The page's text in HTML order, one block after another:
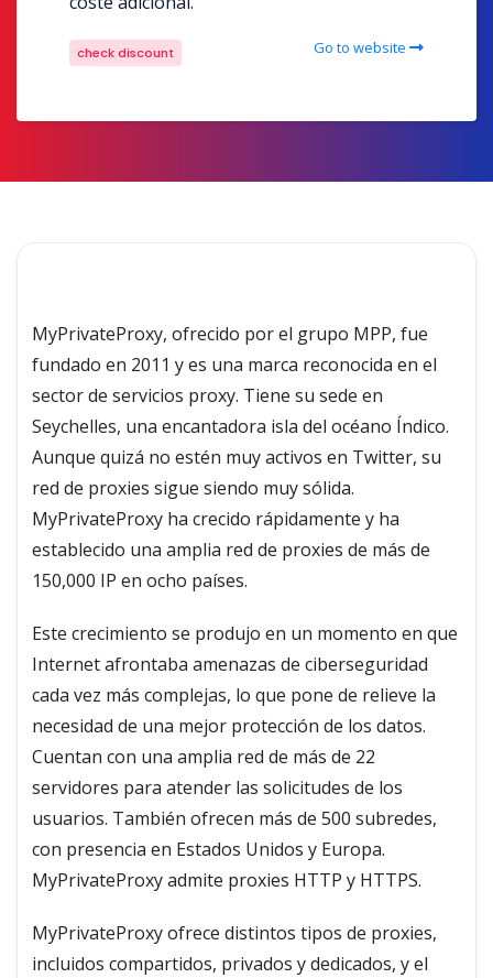
check discount Go to website
MyPrivateProxy, ofrecido por el grupo MPP, fue
fundado en 2011 y es una marca reconocida en el
sector de servicios proxy. Tiene su sede en
Seychelles, una encantadora isla del océano Índico.
Aunque quizá no estén muy activos en Twitter, su
red de proxies sigue siendo muy sólida.
MyPrivateProxy ha crecido rápidamente y ha
establecido una amplia red de proxies de más de
150,000 IP en ocho países.
Este crecimiento se produjo en un momento en que
Internet afrontaba amenazas de ciberseguridad
cada vez más complejas, lo que pone de relieve la
necesidad de una mejor protección de los datos.
Cuentan con una amplia red de más de 22
servidores para atender las solicitudes de los
usuarios. También ofrecen más de 500 subredes,
con presencia en Estados Unidos y Europa.
MyPrivateProxy admite proxies HTTP y HTTPS.
MyPrivateProxy ofrece distintos tipos de proxies,
incluidos compartidos, privados y dedicados, y el